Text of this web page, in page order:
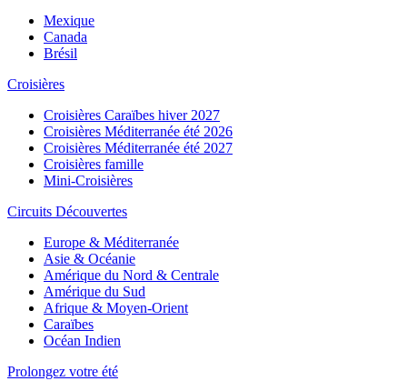
Mexique
Canada
Brésil
Croisières
Croisières Caraïbes hiver 2027
Croisières Méditerranée été 2026
Croisières Méditerranée été 2027
Croisières famille
Mini-Croisières
Circuits Découvertes
Europe & Méditerranée
Asie & Océanie
Amérique du Nord & Centrale
Amérique du Sud
Afrique & Moyen-Orient
Caraïbes
Océan Indien
Prolongez votre été